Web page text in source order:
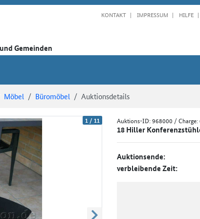
KONTAKT IMPRESSUM HILFE
Gemeinden
Möbel Büromöbel Auktionsdetails
1 /11 Auktions-ID:968000 /
18 Hiller
Auktionsende:
verbleibende Zeit: